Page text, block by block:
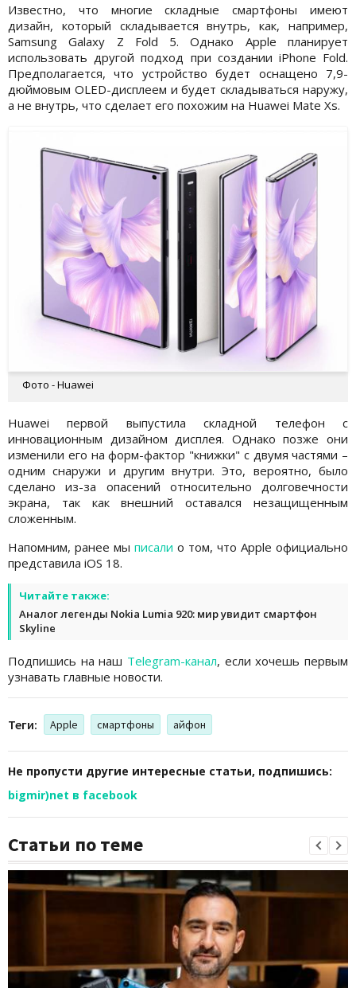
Известно, что многие складные смартфоны имеют
дизайн, который складывается внутрь, как, например,
Samsung Galaxy Z Fold 5. Однако Apple планирует
использовать другой подход при создании iPhone Fold.
Предполагается, что устройство будет оснащено 7,9-
дюймовым OLED-дисплеем и будет складываться наружу,
а не внутрь, что сделает его похожим на Huawei Mate Xs.
Фото - Huawei
Huawei первой выпустила складной телефон с
инновационным дизайном дисплея. Однако позже они
изменили его на форм-фактор "книжки" с двумя частями –
одним снаружи и другим внутри. Это, вероятно, было
сделано из-за опасений относительно долговечности
экрана, так как внешний оставался незащищенным
сложенным.
Напомним, ранее мы писали о том, что Apple официально
представила iOS 18.
Читайте также:
Аналог легенды Nokia Lumia 920: мир увидит смартфон
Skyline
Подпишись на наш Telegram-канал, если хочешь первым
узнавать главные новости.
Теги: Apple смартфоны айфон
Не пропусти другие интересные статьи, подпишись:
bigmir)net в facebook
Статьи по теме